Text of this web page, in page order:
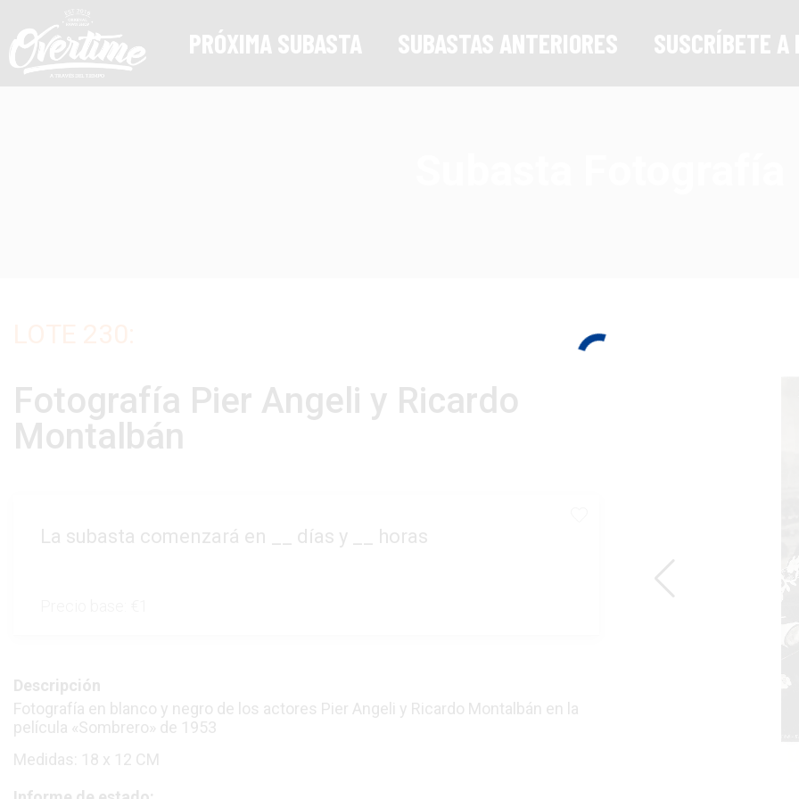
PRÓXIMA SUBASTA SUBASTAS ANTERIORES SUSCRÍBETE A
Fotografía Pier Angeli y Ricardo
Montalbán
La subasta comenzará en días y horas
Descripción
Fotografía en blanco y negro de los actores Pier Angeli y Ricardo Montalbán en la
película «Sombrero» de 1953
Medidas: 18 x 12 CM